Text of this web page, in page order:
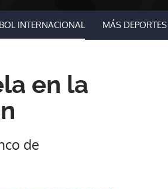
INTERNACIONAL MÁS DEPORTES
en la
de